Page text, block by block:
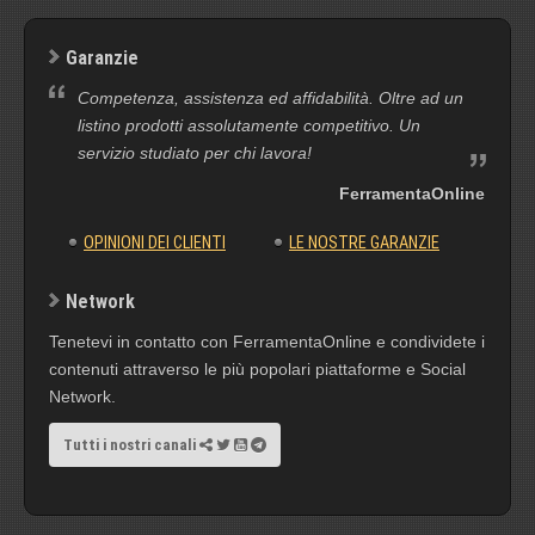
Garanzie
Competenza, assistenza ed affidabilità. Oltre ad un
listino prodotti assolutamente competitivo. Un
servizio studiato per chi lavora!
FerramentaOnline
OPINIONI DEI CLIENTI LE NOSTRE GARANZIE
Network
Tenetevi in contatto con FerramentaOnline e condividete i
contenuti attraverso le più popolari piattaforme e Social
Network.
Tutti i nostri canali